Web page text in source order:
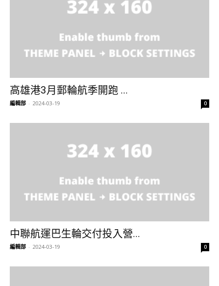
高雄港3月郵輪航季開跑 ...
編輯部 - 2024-03-19 0
中聯航運巴生輪交付投入營...
編輯部 - 2024-03-19 0